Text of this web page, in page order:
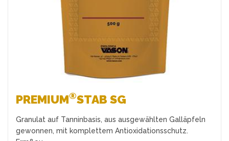
PREMIUM®STAB SG
Granulat auf Tanninbasis, aus ausgewählten Galläpfeln
gewonnen, mit komplettem Antioxidationsschutz.